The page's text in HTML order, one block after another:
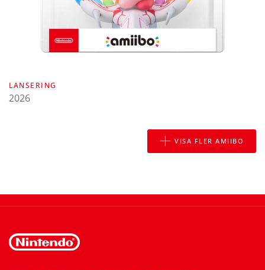
LANSERING
2026
VISA FLER AMIIBO